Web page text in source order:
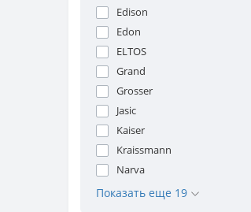
Edison
Edon
ELTOS
Grand
Grosser
Jasic
Kaiser
Kraissmann
Narva
Показать еще 19